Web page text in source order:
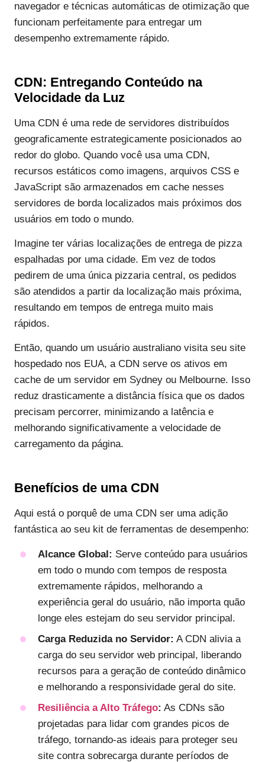
navegador e técnicas automáticas de otimização que
funcionam perfeitamente para entregar um
desempenho extremamente rápido.
CDN: Entregando Conteúdo na
Velocidade da Luz
Uma CDN é uma rede de servidores distribuídos
geograficamente estrategicamente posicionados ao
redor do globo. Quando você usa uma CDN,
recursos estáticos como imagens, arquivos CSS e
JavaScript são armazenados em cache nesses
servidores de borda localizados mais próximos dos
usuários em todo o mundo.
Imagine ter várias localizações de entrega de pizza
espalhadas por uma cidade. Em vez de todos
pedirem de uma única pizzaria central, os pedidos
são atendidos a partir da localização mais próxima,
resultando em tempos de entrega muito mais
rápidos.
Então, quando um usuário australiano visita seu site
hospedado nos EUA, a CDN serve os ativos em
cache de um servidor em Sydney ou Melbourne. Isso
reduz drasticamente a distância física que os dados
precisam percorrer, minimizando a latência e
melhorando significativamente a velocidade de
carregamento da página.
Benefícios de uma CDN
Aqui está o porquê de uma CDN ser uma adição
fantástica ao seu kit de ferramentas de desempenho:
Alcance Global: Serve conteúdo para usuários
em todo o mundo com tempos de resposta
extremamente rápidos, melhorando a
experiência geral do usuário, não importa quão
longe eles estejam do seu servidor principal.
Carga Reduzida no Servidor: A CDN alivia a
carga do seu servidor web principal, liberando
recursos para a geração de conteúdo dinâmico
e melhorando a responsividade geral do site.
Resiliência a Alto Tráfego: As CDNs são
projetadas para lidar com grandes picos de
tráfego, tornando-as ideais para proteger seu
site contra sobrecarga durante períodos de